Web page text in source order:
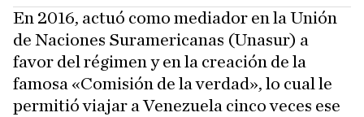
En 2016, actuó como mediador en la Unión
de Naciones Suramericanas (Unasur) a
favor del régimen y en la creación de la
famosa «Comisión de la verdad», lo cual le
permitió viajar a Venezuela cinco veces ese